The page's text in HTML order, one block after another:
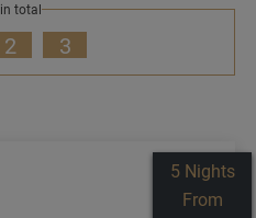
in total
2 3
5 Nights
From